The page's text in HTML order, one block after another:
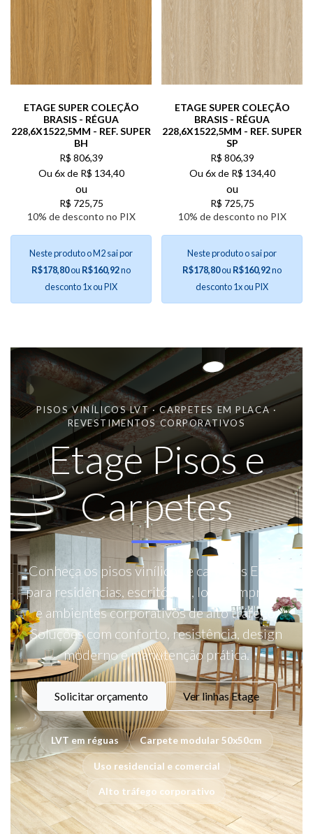
ETAGE SUPER COLEÇÃO
BRASIS - RÉGUA
228,6X1522,5MM - REF. SUPER
BH
R$ 806,39
Ou 6x de R$ 134,40
ou
R$ 725,75
10% de desconto no PIX
Neste produto o M2 sai por
R$178,80ou R$160,92no
desconto 1x ou PIX
ETAGE SUPER COLEÇÃO
BRASIS - RÉGUA
228,6X1522,5MM - REF. SUPER
SP
R$ 806,39
Ou 6x de R$ 134,40
ou
R$ 725,75
10% de desconto no PIX
Neste produto o sai por
R$178,80ou R$160,92no
desconto 1x ou PIX
PISOS VINÍLICOS LVT · CARPETES EM PLACA ·
REVESTIMENTOS CORPORATIVOS
Etage Pisos e
Carpetes
Conheça os pisos vinílicos e carpetes Etage
para residências, escritórios, lojas, empresas
e ambientes corporativos de alto tráfego.
Soluções com conforto, resistência, design
moderno e manutenção prática.
Solicitar orçamento Ver linhas Etage
LVT em réguas Carpete modular 50x50cm
Uso residencial e comercial
Alto tráfego corporativo